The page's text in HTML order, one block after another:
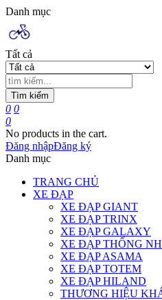
Danh mục
Tất cả
Tìm kiếm
0 0
0
No products in the cart.
Đăng nhậpĐăng ký
Danh mục
TRANG CHỦ
XE ĐẠP
XE ĐẠP GIANT
XE ĐẠP TRINX
XE ĐẠP GALAXY
XE ĐẠP THỐNG
XE ĐẠP ASAMA
XE ĐẠP TOTEM
XE ĐẠP HILAND
THƯƠNG HIỆU